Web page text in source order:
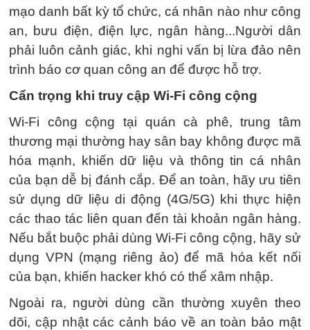
mạo danh bất kỳ tổ chức, cá nhân nào như công
an, bưu điện, điện lực, ngân hàng...Người dân
phải luôn cảnh giác, khi nghi vấn bị lừa đảo nên
trình báo cơ quan công an để được hỗ trợ.
Cẩn trọng khi truy cập Wi-Fi công cộng
Wi-Fi công cộng tại quán cà phê, trung tâm
thương mại thường hay sân bay không được mã
hóa mạnh, khiến dữ liệu và thông tin cá nhân
của bạn dễ bị đánh cắp. Để an toàn, hãy ưu tiên
sử dụng dữ liệu di động (4G/5G) khi thực hiện
các thao tác liên quan đến tài khoản ngân hàng.
Nếu bắt buộc phải dùng Wi-Fi công cộng, hãy sử
dụng VPN (mạng riêng ảo) để mã hóa kết nối
của bạn, khiến hacker khó có thể xâm nhập.
Ngoài ra, người dùng cần thường xuyên theo
dõi, cập nhật các cảnh báo về an toàn bảo mật